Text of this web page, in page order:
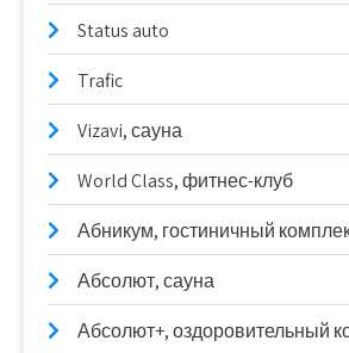
Status auto
Trafic
Vizavi, сауна
World Class, фитнес-клуб
Абникум, гостиничный
Абсолют, сауна
Абсолют+, оздоровительный